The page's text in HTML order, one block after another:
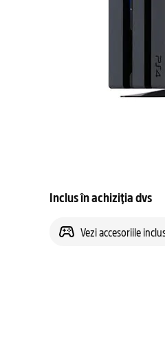
Inclus în achiziția dvs
Vezi accesoriile